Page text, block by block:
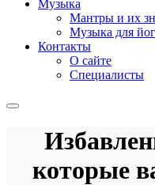
Музыка
Мантры и их
Музыка для
Контакты
О сайте
Специалисты
которые